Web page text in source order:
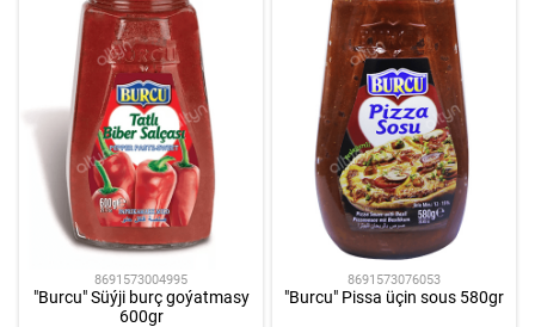
8691573004995
"Burcu" Süýji burç goýatmasy
600gr
8691573076053
"Burcu" Pissa üçin sous 580gr